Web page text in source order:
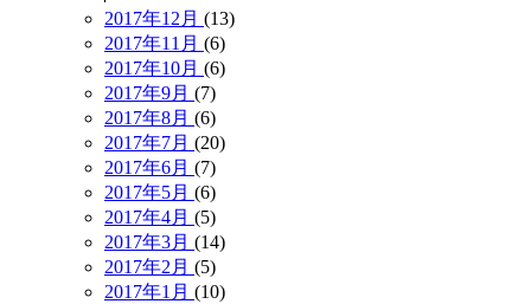
2017年12月 (13)
2017年11月 (6)
2017年10月 (6)
2017年9月 (7)
2017年8月 (6)
2017年7月 (20)
2017年6月 (7)
2017年5月 (6)
2017年4月 (5)
2017年3月 (14)
2017年2月 (5)
2017年1月 (10)